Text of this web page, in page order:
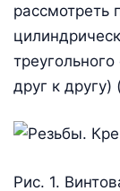
рассмотреть
друг к другу)
Рис. 1.